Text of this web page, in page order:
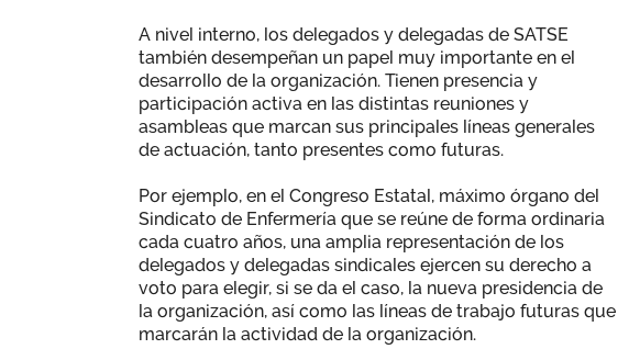
A nivel interno, los delegados y delegadas de SATSE
también desempeñan un papel muy importante en el
desarrollo de la organización. Tienen presencia y
participación activa en las distintas reuniones y
asambleas que marcan sus principales líneas generales
de actuación, tanto presentes como futuras.
Por ejemplo, en el Congreso Estatal, máximo órgano del
Sindicato de Enfermería que se reúne de forma ordinaria
cada cuatro años, una amplia representación de los
delegados y delegadas sindicales ejercen su derecho a
voto para elegir, si se da el caso, la nueva presidencia de
la organización, así como las líneas de trabajo futuras que
marcarán la actividad de la organización.